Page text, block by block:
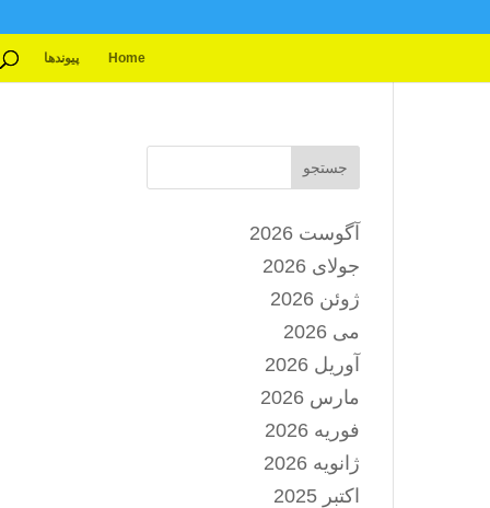
Home پیوندها
جستجو
آگوست 2026
جولای 2026
ژوئن 2026
می 2026
آوریل 2026
مارس 2026
فوریه 2026
ژانویه 2026
اکتبر 2025